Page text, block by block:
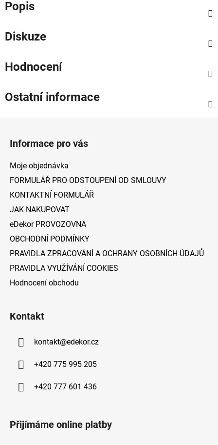
Popis
Diskuze
Hodnocení
Ostatní informace
Informace pro vás
Moje objednávka
FORMULÁŘ PRO ODSTOUPENÍ OD SMLOUVY
KONTAKTNÍ FORMULÁŘ
JAK NAKUPOVAT
eDekor PROVOZOVNA
OBCHODNÍ PODMÍNKY
PRAVIDLA ZPRACOVÁNÍ A OCHRANY OSOBNÍCH ÚDAJŮ
PRAVIDLA VYUŽÍVÁNÍ COOKIES
Hodnocení obchodu
Kontakt
kontakt@edekor.cz
+420 775 995 205
+420 777 601 436
Přijímáme online platby